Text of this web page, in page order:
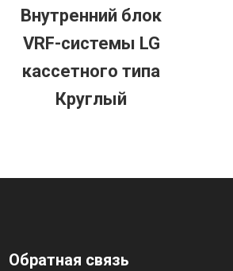
Внутренний блок
VRF-системы LG
кассетного типа
Круглый
Обратная связь